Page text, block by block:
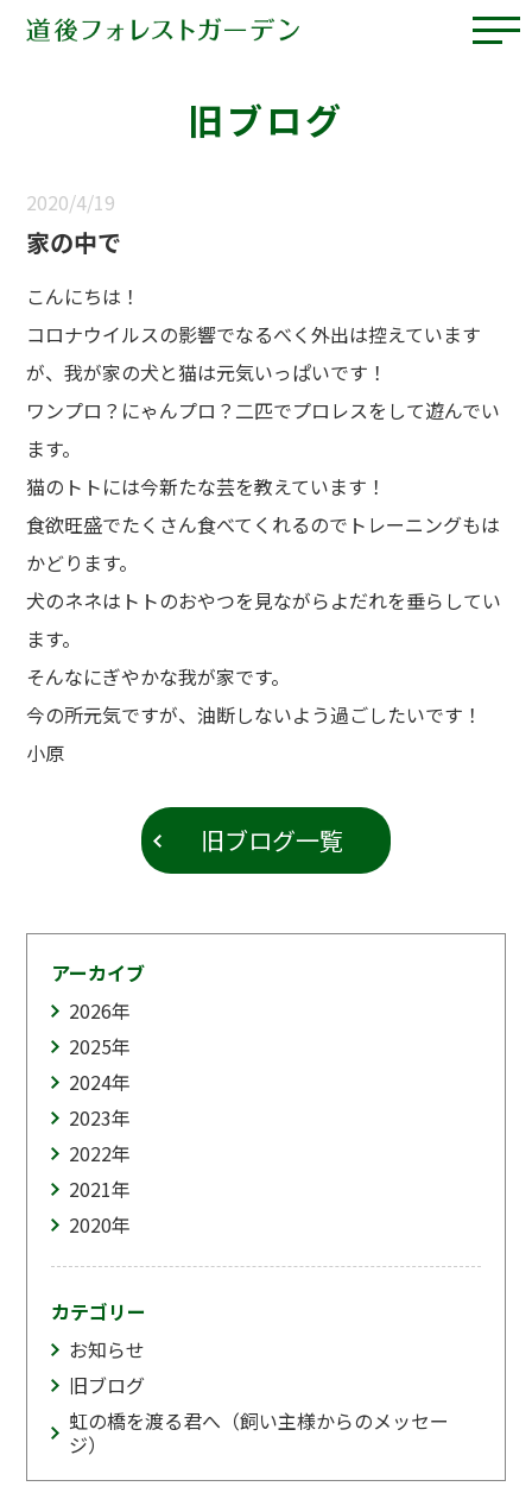
旧ブログ
2020/4/19
家の中で
こんにちは！
コロナウイルスの影響でなるべく外出は控えています
が、我が家の犬と猫は元気いっぱいです！
ワンプロ？にゃんプロ？二匹でプロレスをして遊んでい
ます。
猫のトトには今新たな芸を教えています！
食欲旺盛でたくさん食べてくれるのでトレーニングもは
かどります。
犬のネネはトトのおやつを見ながらよだれを垂らしてい
ます。
そんなにぎやかな我が家です。
今の所元気ですが、油断しないよう過ごしたいです！
小原
旧ブログ一覧
アーカイブ
2026年
2025年
2024年
2023年
2022年
2021年
2020年
カテゴリー
お知らせ
旧ブログ
虹の橋を渡る君へ（飼い主様からのメッセー
ジ）